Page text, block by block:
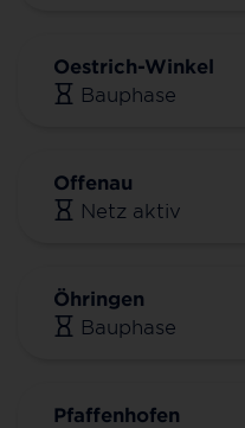
Oestrich-Winkel
Bauphase
Offenau
Netz aktiv
Öhringen
Bauphase
Pfaffenhofen